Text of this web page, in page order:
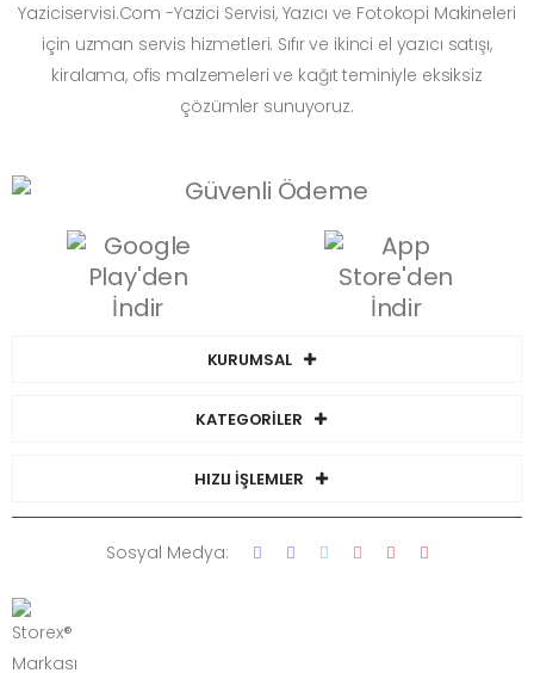
Yaziciservisi.Com -Yazici Servisi, Yazıcı ve Fotokopi Makineleri
için uzman servis hizmetleri. Sıfır ve ikinci el yazıcı satışı,
kiralama, ofis malzemeleri ve kağıt teminiyle eksiksiz
çözümler sunuyoruz.
KURUMSAL
KATEGORİLER
HIZLI İŞLEMLER
Sosyal Medya: